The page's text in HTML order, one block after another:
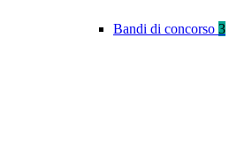
Bandi di concorso 3